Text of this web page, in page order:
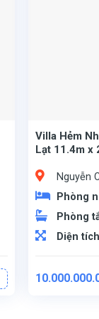
Villa Hẻm
Lạt 11.4m x
Nguyễn
Phòng
Phòng
Diện